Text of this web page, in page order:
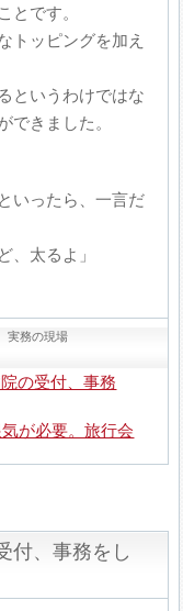
とです。
トッピングを加え
というわけではな
できました。
いったら、一言だ
、太るよ」
実務の現場
の受付、事務
が必要。旅行会
付、事務をし